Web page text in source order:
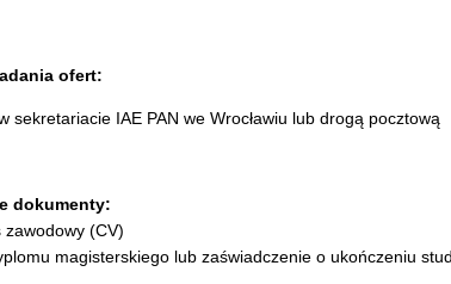
ofert:
sekretariacie IAE PAN we Wrocławiu lub drogą pocztową
dokumenty:
zawodowy (CV)
magisterskiego lub zaświadczenie o ukończeniu